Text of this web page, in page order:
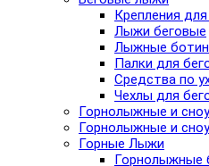
Крепления
Лыжи беговые
Лыжные
Палки для
Средства по
Чехлы для
Горнолыжные и
Горнолыжные и
Горные Лыжи
Горнолыжные